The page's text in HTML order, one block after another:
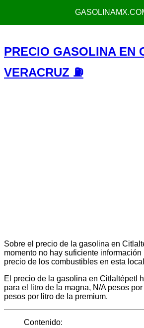
PRECIO GASOLINA EN
VERACRUZ ⛽
Sobre el precio de la gasolina en
momento no hay suficiente información
precio de los combustibles en esta
El precio de la gasolina en Citlaltépetl
para el litro de la magna, N/A pesos
pesos por litro de la premium.
Contenido: